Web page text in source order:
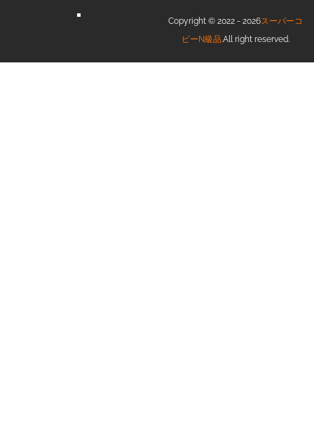
Copyright © 2022 - 2026スーパーコ
ピーN級品 .All right reserved.